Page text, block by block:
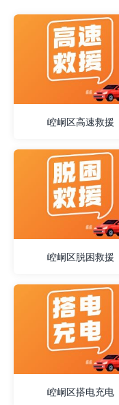
崆峒区高速救援
崆峒区脱困救援
崆峒区搭电充电